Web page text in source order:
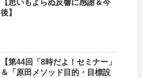
【思いもよらぬ反響に感謝＆今
後】
【第44回「8時だよ！セミナー」
＆「原田メソッド目的・目標設